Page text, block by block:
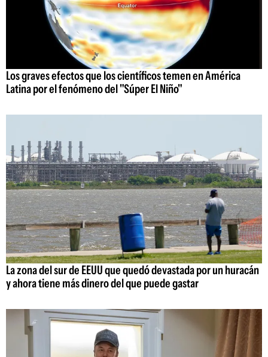
Los graves efectos que los científicos temen en América
Latina por el fenómeno del "Súper El Niño"
La zona del sur de EEUU que quedó devastada por un huracán
y ahora tiene más dinero del que puede gastar